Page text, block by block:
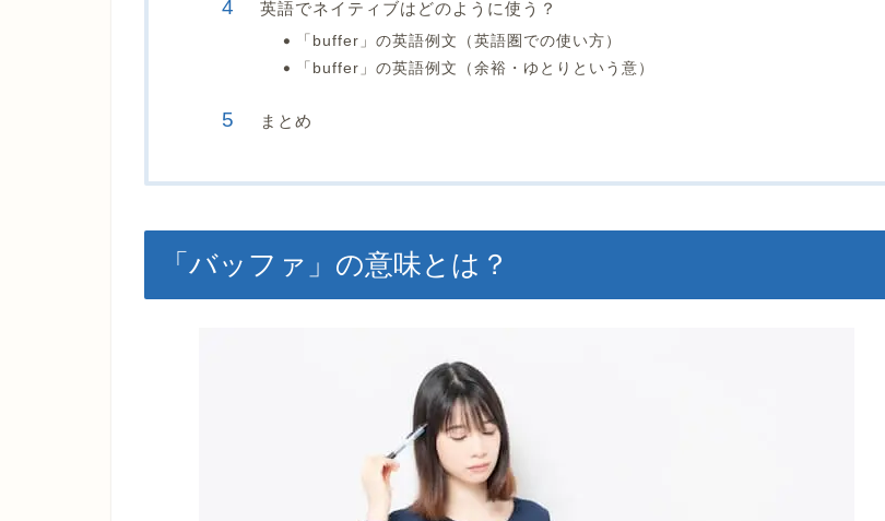
英語でネイティブはどのように使う？
「buffer」の英語例文（英語圏での使い方）
「buffer」の英語例文（余裕・ゆとりという意）
まとめ
「バッファ」の意味とは？